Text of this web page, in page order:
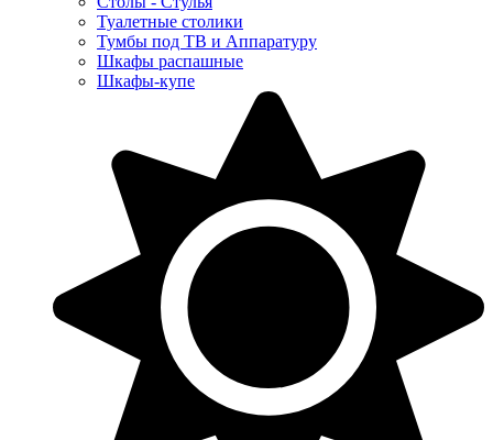
Туалетные столики
Тумбы под ТВ и Аппаратуру
Шкафы распашные
Шкафы-купе